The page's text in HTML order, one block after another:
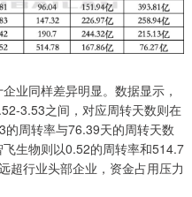
业同样差异明显。数据显示，
3.53之间，对应周转天数则在
周转率与76.39天的周转天数
生物则以0.52的周转率和514.7
超行业头部企业，资金占用压力